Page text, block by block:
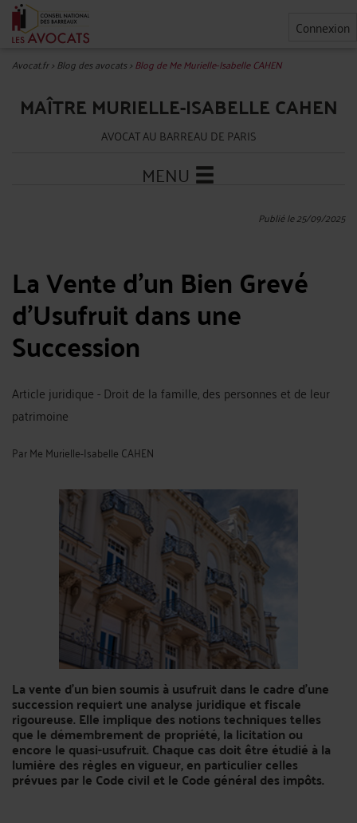
Connexion
Avocat.fr>Blog des avocats>Blog de Me Murielle-Isabelle CAHEN
MAÎTRE MURIELLE-ISABELLE CAHEN
AVOCAT AU BARREAU DE PARIS
MENU
Publié le 25/09/2025
La Vente d’un Bien Grevé
d’Usufruit dans une
Succession
Article juridique - Droit de la famille, des personnes et de leur
patrimoine
ParMe Murielle-Isabelle CAHEN
La vente d’un bien soumis à usufruit dans le cadre d’une
succession requiert une analyse juridique et fiscale
rigoureuse. Elle implique des notions techniques telles
que le démembrement de propriété, la licitation ou
encore le quasi-usufruit. Chaque cas doit être étudié à la
lumière des règles en vigueur, en particulier celles
prévues par le Code civil et le Code général des impôts.